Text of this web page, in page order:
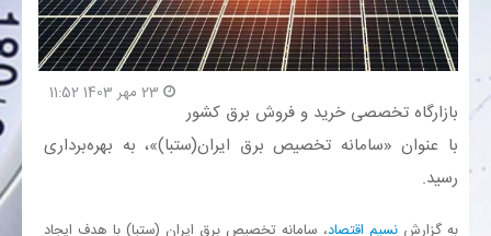
صنعت معدن و تجارت
بیمه و بورس
بانک
بازارگاه تخصصی خرید و فروش برق کشور
با عنوان «سامانه تخصیص برق ایران(ستبا)»، به بهره‌برداری
رسید.
به گزارش نسیم اقتصاد، سامانه تخصیص برق ایران (ستبا) با هدف ایجاد